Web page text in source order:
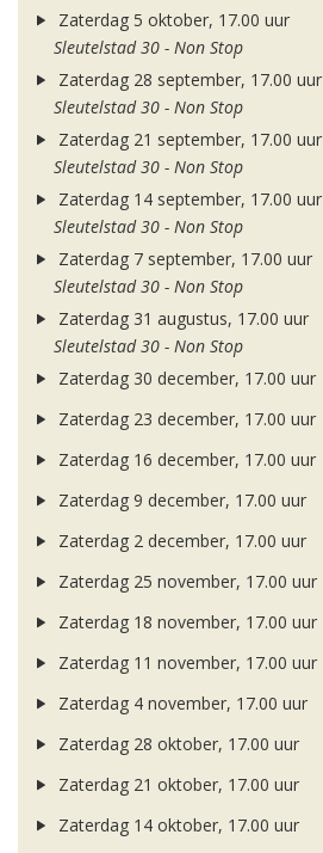
Zaterdag 5 oktober, 17.00 uur
Sleutelstad 30 - Non Stop
Zaterdag 28 september, 17.00 uur
Sleutelstad 30 - Non Stop
Zaterdag 21 september, 17.00 uur
Sleutelstad 30 - Non Stop
Zaterdag 14 september, 17.00 uur
Sleutelstad 30 - Non Stop
Zaterdag 7 september, 17.00 uur
Sleutelstad 30 - Non Stop
Zaterdag 31 augustus, 17.00 uur
Sleutelstad 30 - Non Stop
Zaterdag 30 december, 17.00 uur
Zaterdag 23 december, 17.00 uur
Zaterdag 16 december, 17.00 uur
Zaterdag 9 december, 17.00 uur
Zaterdag 2 december, 17.00 uur
Zaterdag 25 november, 17.00 uur
Zaterdag 18 november, 17.00 uur
Zaterdag 11 november, 17.00 uur
Zaterdag 4 november, 17.00 uur
Zaterdag 28 oktober, 17.00 uur
Zaterdag 21 oktober, 17.00 uur
Zaterdag 14 oktober, 17.00 uur